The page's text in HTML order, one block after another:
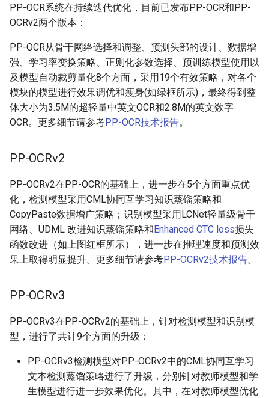
PaddleOCR-VL Apple Silicon
使用教程
PaddleOCR-VL AMD GPU 使
用教程
PaddleOCR-VL Intel Arc GPU
使用教程
文本识别模块
图表解析模块
PP-OCR系统在持续迭代优化，目前已发布PP-OCR和PP-
OCRv2两个版本：
PP-OCR从骨干网络选择和调整、预测头部的设计、数据增
强、学习率变换策略、正则化参数选择、预训练模型使用以
及模型自动裁剪量化8个方面，采用19个有效策略，对各个
模块的模型进行效果调优和瘦身(如绿框所示)，最终得到整
体大小为3.5M的超轻量中英文OCR和2.8M的英文数字
OCR。更多细节请参考PP-OCR技术报告。
PP-OCRv2
PP-OCRv2在PP-OCR的基础上，进一步在5个方面重点优
化，检测模型采用CML协同互学习知识蒸馏策略和
CopyPaste数据增广策略；识别模型采用LCNet轻量级骨干
网络、UDML 改进知识蒸馏策略和Enhanced CTC loss损失
函数改进（如上图红框所示），进一步在推理速度和预测效
果上取得明显提升。更多细节请参考PP-OCRv2技术报告。
PP-OCRv3
PP-OCRv3在PP-OCRv2的基础上，针对检测模型和识别模
型，进行了共计9个方面的升级：
PP-OCRv3检测模型对PP-OCRv2中的CML协同互学习
文本检测蒸馏策略进行了升级，分别针对教师模型和学
生模型进行进一步效果优化。其中，在对教师模型优化